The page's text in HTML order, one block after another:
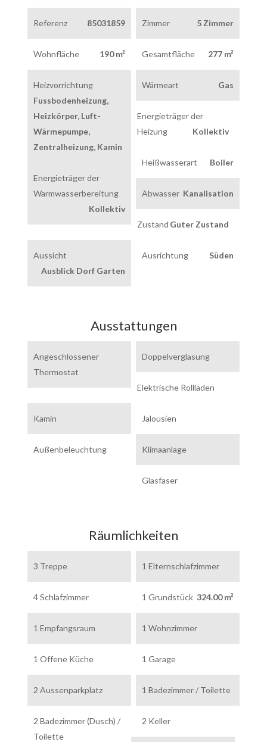
Referenz 85031859 Zimmer 5 Zimmer
Wohnfläche 190 m² Gesamtfläche 277 m²
Heizvorrichtung
Fussbodenheizung,
Heizkörper, Luft-
Wärmepumpe,
Zentralheizung, Kamin
Wärmeart Gas
Energieträger der
Heizung
Kollektiv
Heißwasserart
Boiler
Energieträger der
Warmwasserbereitung
Kollektiv
Abwasser Kanalisation
Zustand Guter Zustand
Ausrichtung Süden
Aussicht
Ausblick Dorf Garten
Ausstattungen
Angeschlossener
Thermostat
Doppelverglasung
Elektrische Rollläden
Jalousien
Kamin
Klimaanlage
Außenbeleuchtung
Glasfaser
Räumlichkeiten
3 Treppe 1 Elternschlafzimmer
4 Schlafzimmer 1 Grundstück 324.00 m²
1 Empfangsraum 1 Wohnzimmer
1 Offene Küche 1 Garage
2 Aussenparkplatz 1 Badezimmer / Toilette
2 Badezimmer (Dusch) /
Toilette
2 Keller